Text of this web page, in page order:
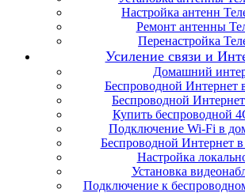
Настройка антенн
Ремонт антенны
Перенастройка
Усиление связи и
Домашний
Беспроводной Интернет
Беспроводной
Купить беспроводной
Подключение Wi-Fi в
Беспроводной Интернет
Настройка
Установка
Подключение к